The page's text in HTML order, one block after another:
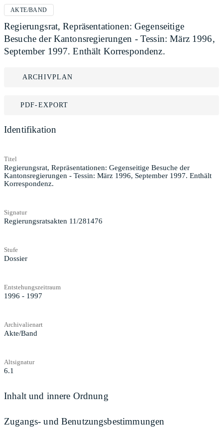
AKTE/BAND
Regierungsrat, Repräsentationen: Gegenseitige
Besuche der Kantonsregierungen - Tessin: März 1996,
September 1997. Enthält Korrespondenz.
ARCHIVPLAN
PDF-EXPORT
Identifikation
Titel
Regierungsrat, Repräsentationen: Gegenseitige Besuche der
Kantonsregierungen - Tessin: März 1996, September 1997. Enthält
Korrespondenz.
Signatur
Regierungsratsakten 11/281476
Stufe
Dossier
Entstehungszeitraum
1996 - 1997
Archivalienart
Akte/Band
Altsignatur
6.1
Inhalt und innere Ordnung
Zugangs- und Benutzungsbestimmungen